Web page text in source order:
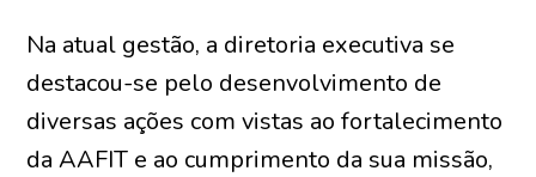
Na atual gestão, a diretoria executiva se
destacou-se pelo desenvolvimento de
diversas ações com vistas ao fortalecimento
da AAFIT e ao cumprimento da sua missão,